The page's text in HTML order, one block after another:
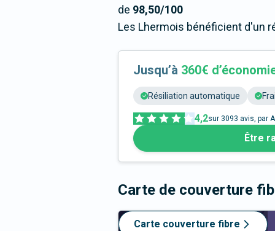
de 98,50/100
Les Lhermois bénéficient d'un
Jusqu’à 360€
Résiliation automatique
4,2sur 3093 avis, par
Être
Carte de couverture
Carte couverture fibre